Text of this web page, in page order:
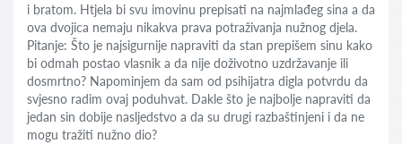
i bratom. Htjela bi svu imovinu prepisati na najmlađeg sina a da
ova dvojica nemaju nikakva prava potraživanja nužnog djela.
Pitanje: Što je najsigurnije napraviti da stan prepišem sinu kako
bi odmah postao vlasnik a da nije doživotno uzdržavanje ili
dosmrtno? Napominjem da sam od psihijatra digla potvrdu da
svjesno radim ovaj poduhvat. Dakle što je najbolje napraviti da
jedan sin dobije nasljedstvo a da su drugi razbaštinjeni i da ne
mogu tražiti nužno dio?